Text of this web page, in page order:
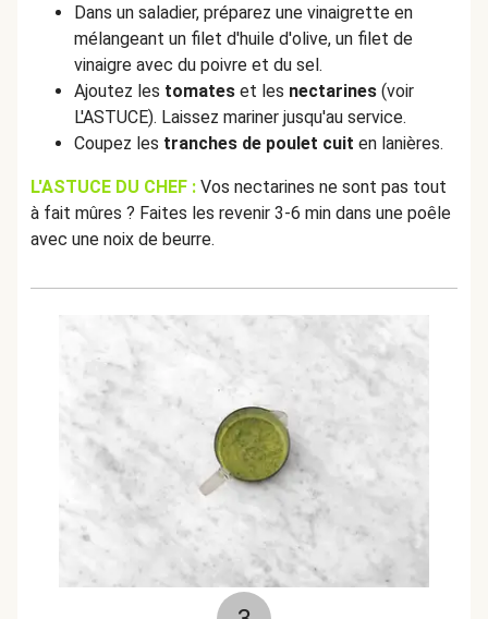
Dans un saladier, préparez une vinaigrette en
mélangeant un filet d'huile d'olive, un filet de
vinaigre avec du poivre et du sel.
Ajoutez les tomates et les nectarines (voir
L'ASTUCE). Laissez mariner jusqu'au service.
Coupez les tranches de poulet cuit en lanières.
L'ASTUCE DU CHEF : Vos nectarines ne sont pas tout
à fait mûres ? Faites les revenir 3-6 min dans une poêle
avec une noix de beurre.